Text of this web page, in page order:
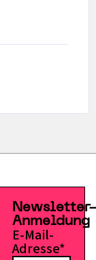
Anmeldung
E-Mail-
Adresse*